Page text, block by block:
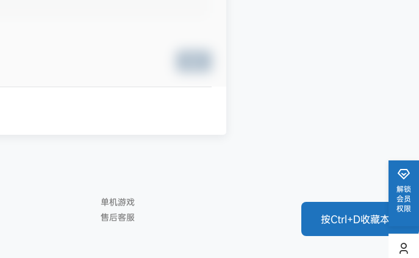
解锁
会员
权限
按Ctrl+D收藏本站
单机游戏
售后客服